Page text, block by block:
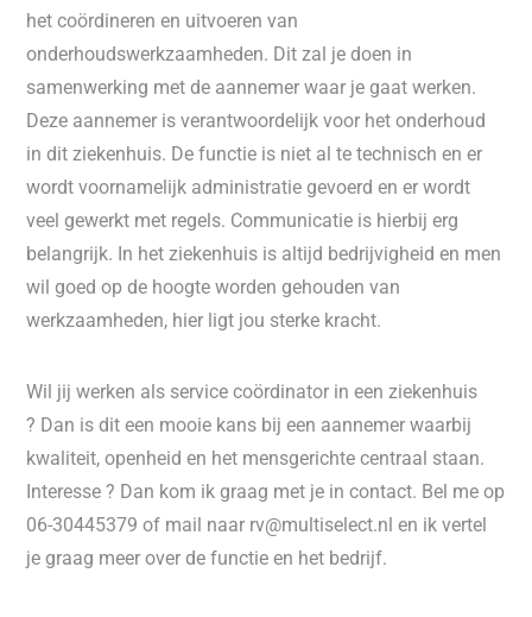
het coördineren en uitvoeren van
onderhoudswerkzaamheden. Dit zal je doen in
samenwerking met de aannemer waar je gaat werken.
Deze aannemer is verantwoordelijk voor het onderhoud
in dit ziekenhuis. De functie is niet al te technisch en er
wordt voornamelijk administratie gevoerd en er wordt
veel gewerkt met regels. Communicatie is hierbij erg
belangrijk. In het ziekenhuis is altijd bedrijvigheid en men
wil goed op de hoogte worden gehouden van
werkzaamheden, hier ligt jou sterke kracht.
Wil jij werken als service coördinator in een ziekenhuis
? Dan is dit een mooie kans bij een aannemer waarbij
kwaliteit, openheid en het mensgerichte centraal staan.
Interesse ? Dan kom ik graag met je in contact. Bel me op
06-30445379 of mail naar rv@multiselect.nl en ik vertel
je graag meer over de functie en het bedrijf.